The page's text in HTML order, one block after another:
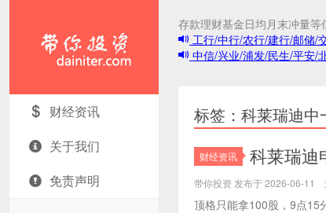
带你投资 财经资讯
关于我们
免责声明
存款理财基金日均月末冲量等
工行/中行/农行/建行/邮储/
中信/兴业/浦发/民生/平安/
标签：科莱瑞迪中
财经资讯 科莱瑞迪
带你投资 发布于 2026-06-11
顶格只能拿100股，9点15